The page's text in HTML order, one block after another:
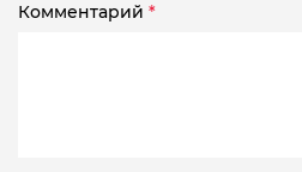
Комментарий *